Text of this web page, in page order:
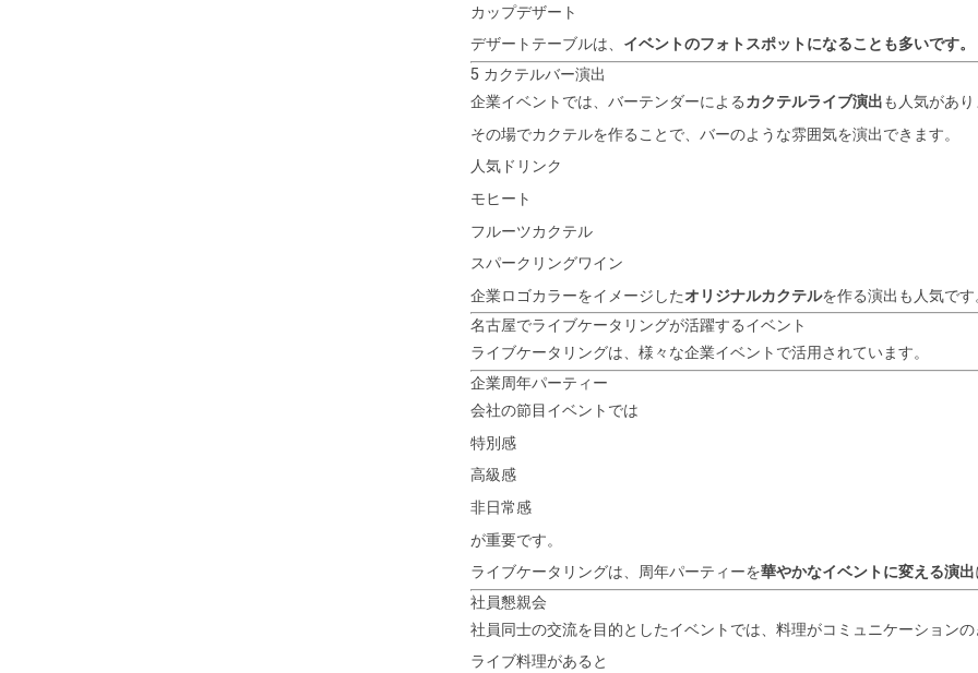
カップデザート
デザートテーブルは、 イベントのフォトスポットになることも多いです。
5 カクテルバー演出
企業イベントでは、バーテンダーによるカクテルライブ演出も人気があ
その場でカクテルを作ることで、バーのような雰囲気を演出できます。
人気ドリンク
モヒート
フルーツカクテル
スパークリングワイン
企業ロゴカラーをイメージしたオリジナルカクテルを作る演出も人気で
名古屋でライブケータリングが活躍するイベント
ライブケータリングは、様々な企業イベントで活用されています。
企業周年パーティー
会社の節目イベントでは
特別感
高級感
非日常感
が重要です。
ライブケータリングは、周年パーティーを華やかなイベントに変える演出
社員懇親会
社員同士の交流を目的としたイベントでは、料理がコミュニケーション
ライブ料理があると